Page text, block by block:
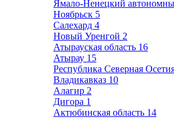
Ямало-Ненецкий
Ноябрьск 5
Салехард 4
Новый Уренгой 2
Атырауская область 16
Атырау 15
Республика Северная
Владикавказ 10
Алагир 2
Дигора 1
Актюбинская область 14